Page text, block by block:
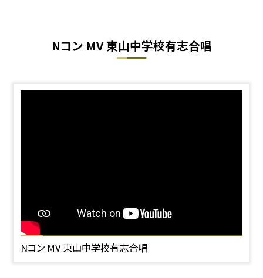
Nコン MV 東山中学校有志合唱
Nコン MV 東山中学校有志合唱